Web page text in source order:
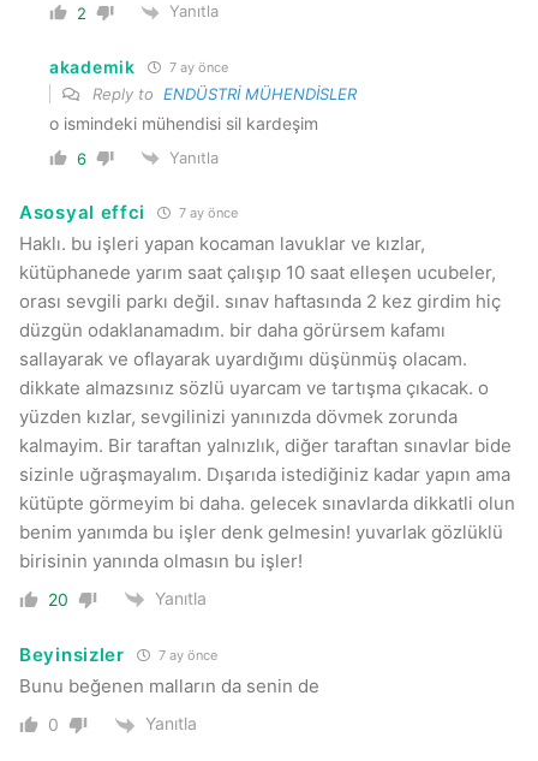
2 Yanıtla
akademik 7 ay önce
Reply to ENDÜSTRİ MÜHENDİSLER
o ismindeki mühendisi sil kardeşim
6 Yanıtla
Asosyal effci 7 ay önce
Haklı. bu işleri yapan kocaman lavuklar ve kızlar,
kütüphanede yarım saat çalışıp 10 saat elleşen ucubeler,
orası sevgili parkı değil. sınav haftasında 2 kez girdim hiç
düzgün odaklanamadım. bir daha görürsem kafamı
sallayarak ve oflayarak uyardığımı düşünmüş olacam.
dikkate almazsınız sözlü uyarcam ve tartışma çıkacak. o
yüzden kızlar, sevgilinizi yanınızda dövmek zorunda
kalmayim. Bir taraftan yalnızlık, diğer taraftan sınavlar bide
sizinle uğraşmayalım. Dışarıda istediğiniz kadar yapın ama
kütüpte görmeyim bi daha. gelecek sınavlarda dikkatli olun
benim yanımda bu işler denk gelmesin! yuvarlak gözlüklü
birisinin yanında olmasın bu işler!
20 Yanıtla
Beyinsizler 7 ay önce
Bunu beğenen malların da senin de
0 Yanıtla